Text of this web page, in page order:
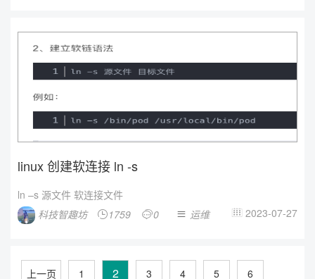
linux 创建软连接 ln -s
ln –s 源文件 软连接文件
科技智趣坊
1759 0  运维  2023-07-27
上一页 1 2 3 4 5
6